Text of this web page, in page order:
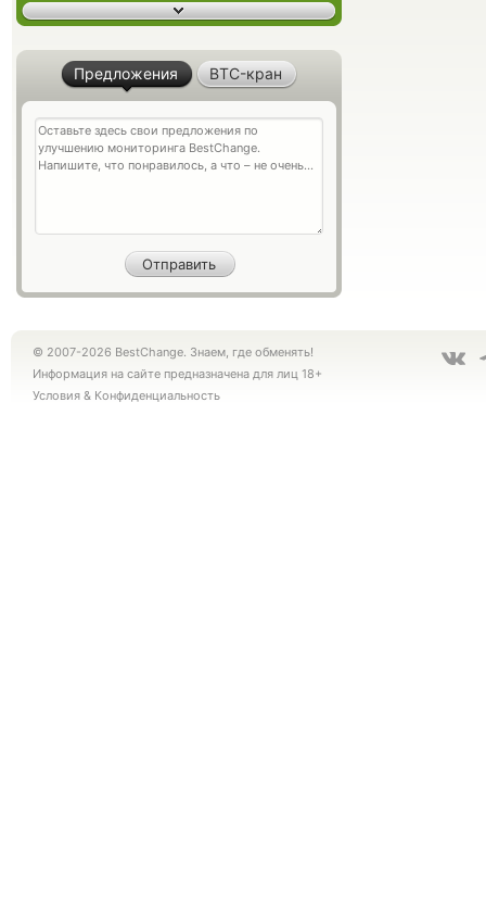
Предложения BTC-кран
© 2007-2026 BestChange. Знаем, где обменять!
Информация на сайте предназначена для лиц 18+
Условия & Конфиденциальность